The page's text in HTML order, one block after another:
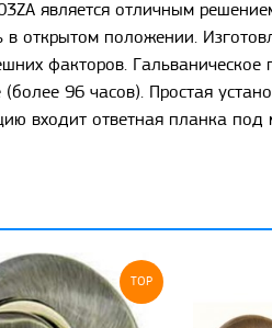
является отличным
открытом положении.
факторов. Гальваническое
96 часов). Простая
входит ответная планка
TOP